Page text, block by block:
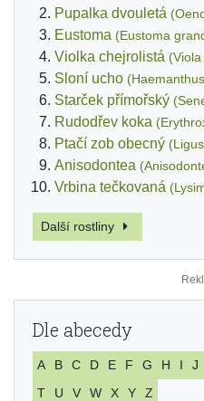
Pupalka dvouletá
Eustoma (Eustoma
Violka chejrolistá
Sloní ucho
Starček přímořský
Rudodřev koka
Ptačí zob obecný
Anisodontea
Vrbina tečkovaná
Další rostliny
Dle abecedy
A B C D E F G H I J
T
U V W X Y Z